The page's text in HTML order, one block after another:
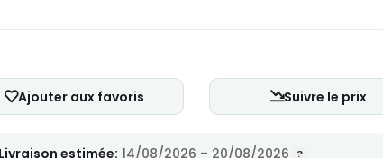
Ajouter aux favoris Suivre le prix
Livraison estimée: 14/08/2026 – 20/08/2026